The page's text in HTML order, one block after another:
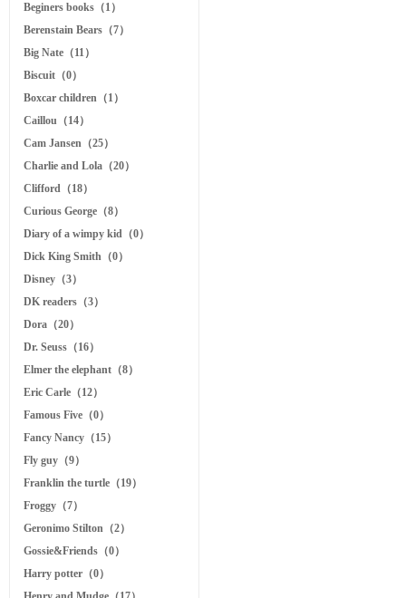
Beginers books（1）
Berenstain Bears（7）
Big Nate（11）
Biscuit（0）
Boxcar children（1）
Caillou（14）
Cam Jansen（25）
Charlie and Lola（20）
Clifford（18）
Curious George（8）
Diary of a wimpy kid（0）
Dick King Smith（0）
Disney（3）
DK readers（3）
Dora（20）
Dr. Seuss（16）
Elmer the elephant（8）
Eric Carle（12）
Famous Five（0）
Fancy Nancy（15）
Fly guy（9）
Franklin the turtle（19）
Froggy（7）
Geronimo Stilton（2）
Gossie&Friends（0）
Harry potter（0）